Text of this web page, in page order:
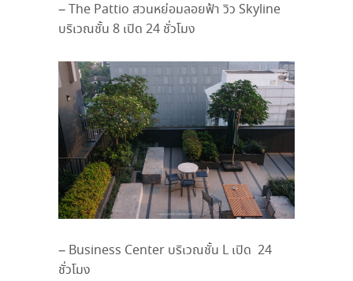
– The Pattio สวนหย่อมลอยฟ้า วิว Skyline
บริเวณชั้น 8 เปิด 24 ชั่วโมง
– Business Center บริเวณชั้น L เปิด 24
ชั่วโมง